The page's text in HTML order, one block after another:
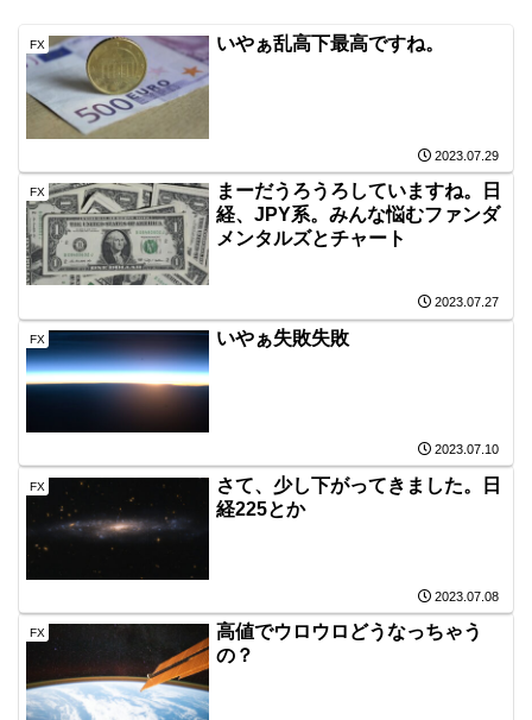
FX いやぁ乱高下最高ですね。
2023.07.29
FX
まーだうろうろしていますね。日
経、JPY系。みんな悩むファンダ
メンタルズとチャート
2023.07.27
FX いやぁ失敗失敗
2023.07.10
FX
さて、少し下がってきました。日
経225とか
2023.07.08
FX
高値でウロウロどうなっちゃう
の？